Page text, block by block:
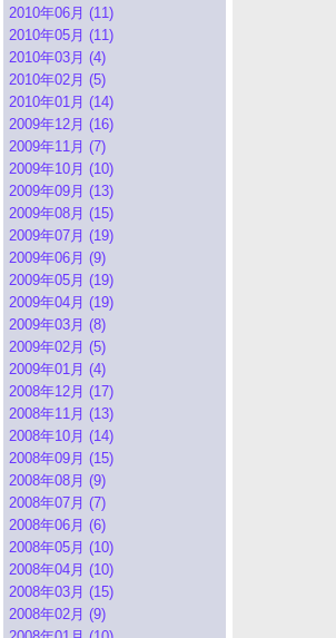
2010年06月 (11)
2010年05月 (11)
2010年03月 (4)
2010年02月 (5)
2010年01月 (14)
2009年12月 (16)
2009年11月 (7)
2009年10月 (10)
2009年09月 (13)
2009年08月 (15)
2009年07月 (19)
2009年06月 (9)
2009年05月 (19)
2009年04月 (19)
2009年03月 (8)
2009年02月 (5)
2009年01月 (4)
2008年12月 (17)
2008年11月 (13)
2008年10月 (14)
2008年09月 (15)
2008年08月 (9)
2008年07月 (7)
2008年06月 (6)
2008年05月 (10)
2008年04月 (10)
2008年03月 (15)
2008年02月 (9)